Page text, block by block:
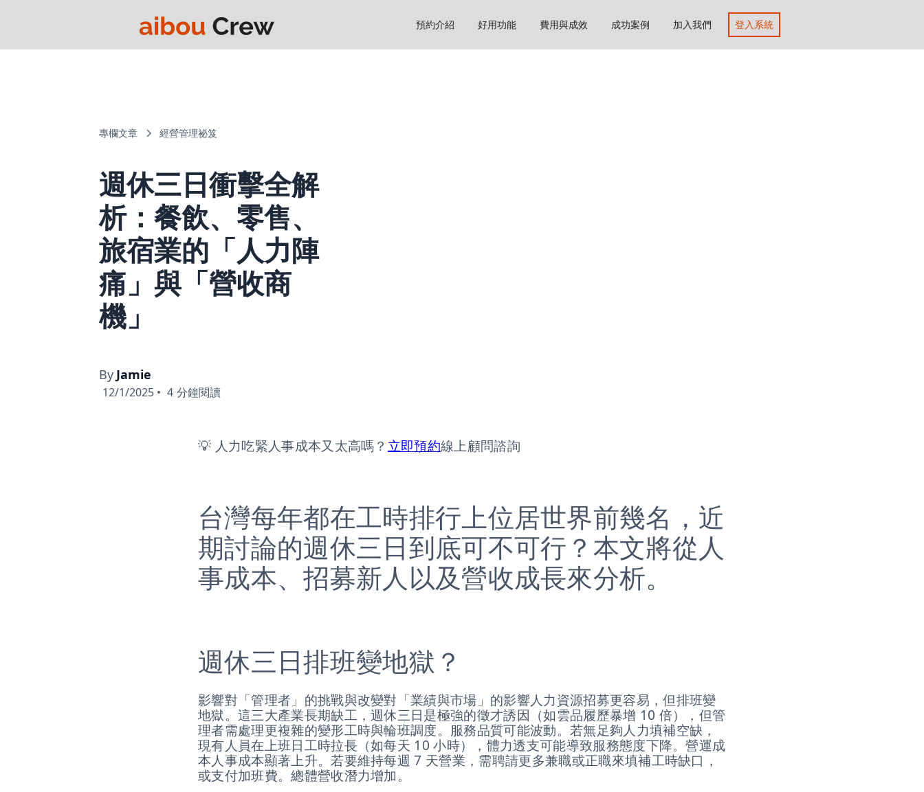
預約介紹 好用功能 費用與成效 成功案例 加入我們 登入系統
專欄文章 經營管理祕笈
週休三日衝擊全解
析：餐飲、零售、
旅宿業的「人力陣
痛」與「營收商
機」
By Jamie
12/1/2025 • 4 分鐘閱讀
💡 人力吃緊人事成本又太高嗎？ 立即預約線上顧問諮詢
台灣每年都在工時排行上位居世界前幾名，近
期討論的週休三日到底可不可行？本文將從人
事成本、招募新人以及營收成長來分析。
週休三日排班變地獄？
影響對「管理者」的挑戰與改變對「業績與市場」的影響人力資源招募更容易，但排班變
地獄。這三大產業長期缺工，週休三日是極強的徵才誘因（如雲品履歷暴增 10 倍），但管
理者需處理更複雜的變形工時與輪班調度。服務品質可能波動。若無足夠人力填補空缺，
現有人員在上班日工時拉長（如每天 10 小時），體力透支可能導致服務態度下降。營運成
本人事成本顯著上升。若要維持每週 7 天營業，需聘請更多兼職或正職來填補工時缺口，
或支付加班費。總體營收潛力增加。